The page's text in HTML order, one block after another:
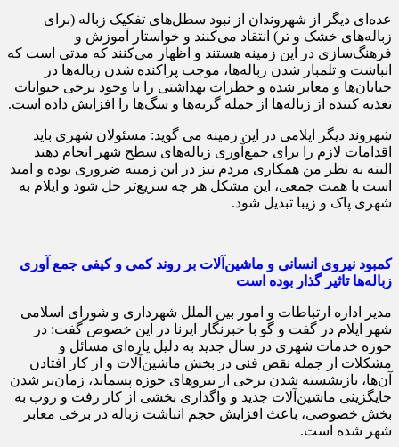
عده‌ای دیگر از شهروندان از نبود سطل‌های تفکیک زباله (برای
زباله‌های خشک و تر) انتقاد می‌کنند و خواستار آموزش و
فرهنگ‌سازی در این زمینه هستند و اظهار می‌کنند که مدتی است که
انباشت و تلمبار شدن زباله‌ها، موجب پراکنده شدن زباله‌ها در
خیابان‌ها و معابر شده و خطرات بهداشتی را با وجود برخی حیوانات
تغذیه کننده از زباله‌ها از جمله گربه‌ها و سگ‌ها را افزایش داده است.
شهروند دیگر ایلامی در این زمینه می گوید: مسئولان شهری باید
اقدامات لازم را برای جمع‌آوری زباله‌های سطح شهر انجام دهند
البته به نظر من همکاری مردم نیز در این زمینه ضروری بوده و امید
است با همت جمعی، این مشکل هر چه سریع‌تر حل شود و ایلام به
شهری پاک و زیبا تبدیل شود.
کمبود نیروی انسانی و ماشین‌آلات بر روند کمی و کیفی جمع آوری
زباله‌ها تاثیر گذار بوده است
مدیر اداره ارتباطات و امور بین الملل شهرداری و شورای اسلامی
شهر ایلام در گفت و گو با خبرنگار ایرنا در این خصوص گفت: در
حوزه خدمات شهری در سال جدید به دلیل پاره‌ای مسائل و
مشکلات از جمله نقص فنی در بخش ماشین‌آلات و از کار افتادن
آن‌ها، بازنشسته شدن برخی از نیروهای حوزه پسماند، زمان‌بر شدن
جایگزینی ماشین‌آلات جدید و واگذاری بخشی از کار رفت و روب به
بخش خصوصی، باعث افزایش حجم انباشت زباله در برخی معابر
شهر شده است.